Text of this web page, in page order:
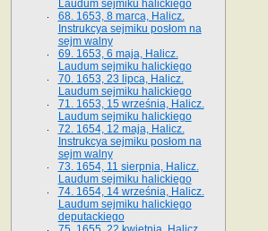
Laudum sejmiku halickiego
68. 1653, 8 marca, Halicz.
Instrukcya sejmiku posłom na
sejm walny
69. 1653, 6 maja, Halicz.
Laudum sejmiku halickiego
70. 1653, 23 lipca, Halicz.
Laudum sejmiku halickiego
71. 1653, 15 września, Halicz.
Laudum sejmiku halickiego
72. 1654, 12 maja, Halicz.
Instrukcya sejmiku posłom na
sejm walny
73. 1654, 11 sierpnia, Halicz.
Laudum sejmiku halickiego
74. 1654, 14 września, Halicz.
Laudum sejmiku halickiego
deputackiego